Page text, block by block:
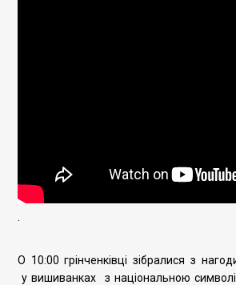
.
О 10:00 грінченківці зібралися з
у вишиванках з національною